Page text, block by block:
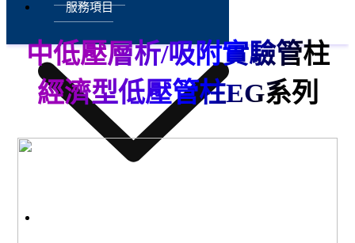
服務項目
中低壓層析/吸附實驗管柱
經濟型低壓管柱EG系列